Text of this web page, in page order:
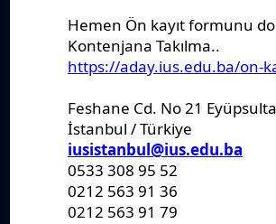
Raporlar
Formlar
Kayıt Kabul
Denklik
Ders Katalogları